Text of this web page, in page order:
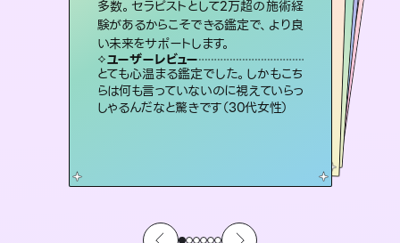
多数。セラピストとして2万超の施術経
験があるからこそできる鑑定で、より良
い未来をサポートします。
ユーザーレビュー
とても心温まる鑑定でした。しかもこち
らは何も言っていないのに視えていらっ
しゃるんだなと驚きです（30代女性）
寧に読み解き恋愛成就へと導きます。
ユーザーレビュー
鑑定していただいてアドバイス通りに行
動すると仲が復活してきました。ありが
とうございました（40代 女性）
体的な対策をお伝えします。
ユーザーレビュー
複雑な背景もしっかり聞いて鑑定して
いただけました。気持ちが楽になりまし
た（50代 女性）
復縁、恋愛、不倫の行方、同性愛や片思い、仕事関係や借金問題まで知りたいことや心の負担になっていることを紐解き、背中をそっと押して導きます。
ユーザーレビュー
安心感のあり、言い切ってくれる所や濁
さない鑑定のおかげで、毎回自分の気
持ちを整えられます（30代 男性）
選択できるようアドバイスします。
ユーザーレビュー
職場の人の性質や人間関係、本心など
本当によく視えていてびっくり。対策が
打てて前向きになれます（40代）
ントを優しく引き出します。
ユーザーレビュー
不安な気持ちが嘘みたいに晴れまし
た…！よく視えていらっしゃるんだなと
感じました（40代 女性）